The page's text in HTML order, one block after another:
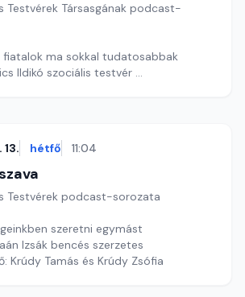
Testvérek Társasgának podcast-
fiatalok ma sokkal tudatosabbak
Ildikó szociális testvér
hétfő 11:04
Testvérek podcast-sorozata
szeretni egymást
Izsák bencés szerzetes
Krúdy Tamás és Krúdy Zsófia